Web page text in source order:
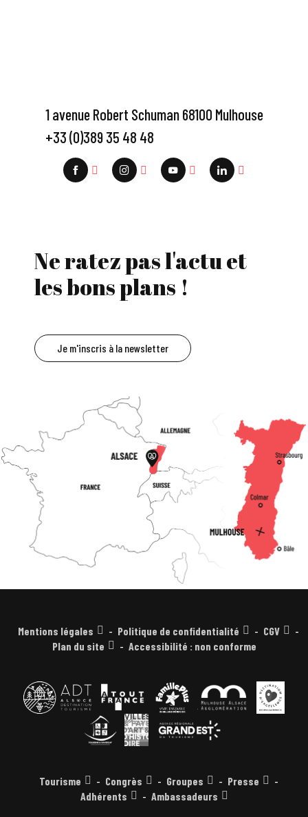
1 avenue Robert Schuman 68100 Mulhouse
+33 (0)389 35 48 48
Ne ratez pas l'actu et
les bons plans !
Je m'inscris à la newsletter
Mentions légales Politique de confidentialité
CGV
Plan du site
Accessibilité : non conforme
Tourisme Congrès Groupes
Presse
Adhérents
Ambassadeurs